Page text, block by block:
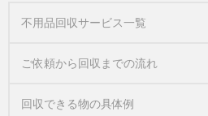
不用品回収サービス一覧
ご依頼から回収までの流れ
回収できる物の具体例